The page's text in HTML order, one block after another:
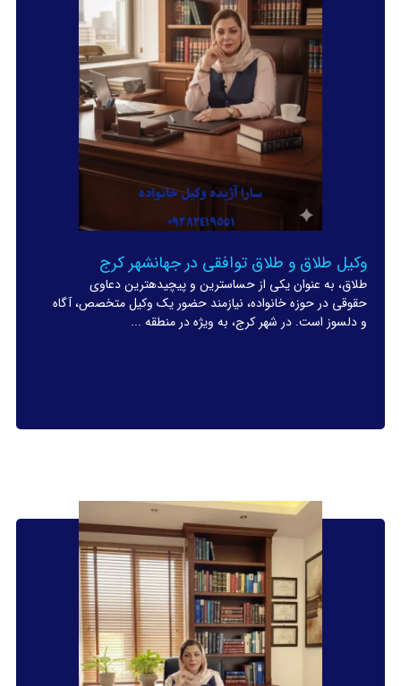
وکیل طلاق و طلاق توافقی در جهانشهر کرج
طلاق، به عنوان یکی از حساسترین و پیچیدهترین دعاوی
حقوقی در حوزه خانواده، نیازمند حضور یک وکیل متخصص، آگاه
و دلسوز است. در شهر کرج، به ویژه در منطقه ...